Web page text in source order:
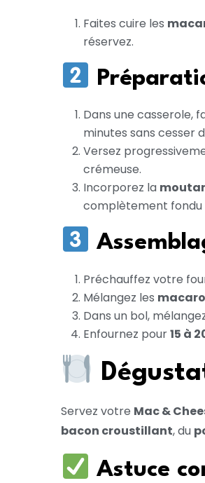
Faites cuire les
réservez.
Dans une casserole,
minutes sans cesser
Versez
crémeuse.
Incorporez la
complètement fondu
Préchauffez votre
Mélangez les
Dans un bol,
Enfournez pour15 à
Servez votre Mac &
bacon croustillant, du
Astuce